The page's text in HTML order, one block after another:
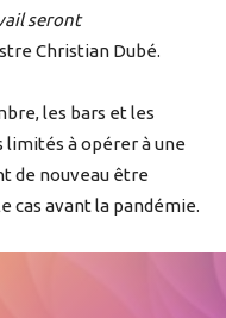
seront
Christian Dubé.
les bars et les
limités à opérer à une
de nouveau être
cas avant la pandémie.